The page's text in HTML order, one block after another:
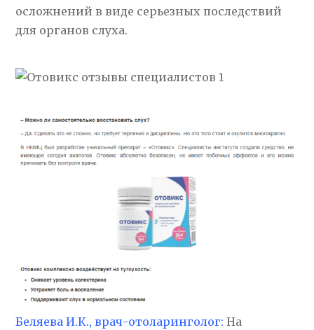
осложнений в виде серьезных последствий
для органов слуха.
Беляева И.К., врач-отоларинголог: На